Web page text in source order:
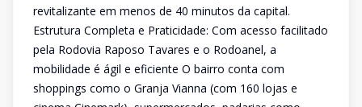
revitalizante em menos de 40 minutos da capital.
Estrutura Completa e Praticidade: Com acesso facilitado
pela Rodovia Raposo Tavares e o Rodoanel, a
mobilidade é ágil e eficiente O bairro conta com
shoppings como o Granja Vianna (com 160 lojas e